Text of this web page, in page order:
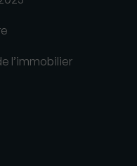
l’immobilier